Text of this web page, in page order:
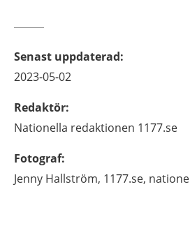
Senast uppdaterad:
2023-05-02
Redaktör:
Nationella redaktionen 1177.se
Fotograf:
Jenny Hallström, 1177.se,